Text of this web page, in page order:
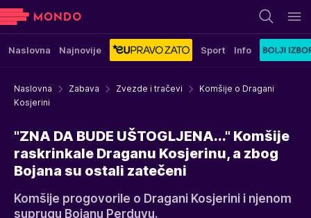
Naslovna Najnovije Sport Info
Naslovna Zabava Zvezde i tračevi
Komšije o Dragani
Kosjerini
"ZNA DA BUDE UŠTOGLJENA..." Komšije
raskrinkale Draganu Kosjerinu, a zbog
Bojana su ostali zatečeni
Komšije progovorile o Dragani Kosjerini i njenom
suprugu Bojanu Perduvu.